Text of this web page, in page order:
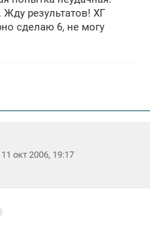
результатов! ХГ
сделаю 6, не могу
11 окт 2006, 19:17